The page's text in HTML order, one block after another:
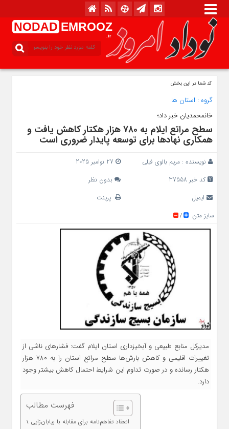
NODAD EMROOZ
.ir
کد شما در این بخش
گروه : استان ها
خانمحمدیان خبر داد؛
سطح مراتع ایلام به ۷۸۰ هزار هکتار کاهش یافت و
همکاری نهادها برای توسعه پایدار ضروری است
نویسنده : مریم بالوی فیلی
کد خبر 37558
بدون نظر
ایمیل
پرینت
سایز متن
/
مدیرکل منابع طبیعی و آبخیزداری استان ایلام گفت: فشارهای ناشی از
تغییرات اقلیمی و کاهش بارش‌ها سطح مراتع استان را به ۷۸۰ هزار
هکتار رسانده و در صورت تداوم این شرایط احتمال کاهش بیشتر وجود
دارد.
فهرست مطالب
انعقاد تفاهم‌نامه برای مقابله با بیابان‌زایی